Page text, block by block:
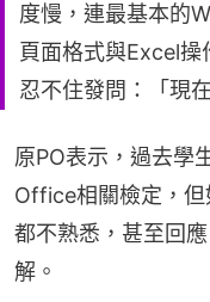
度慢，連最基本的
頁面格式與Excel操
忍不住發問：「現
原PO表示，過去學
Office相關檢定，
都不熟悉，甚至回
解。